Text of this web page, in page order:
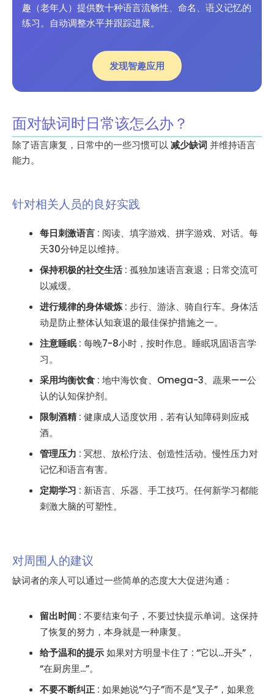
趣（老年人）提供数十种语言流畅性、命名、语义记忆的
练习。自动调整水平并跟踪进展。
发现智趣应用
面对缺词时日常该怎么办？
除了语言康复，日常中的一些习惯可以减少缺词 并维持语言
能力。
针对相关人员的良好实践
每日刺激语言 : 阅读、填字游戏、拼字游戏、对话。每
天30分钟足以维持。
保持积极的社交生活: 孤独加速语言衰退；日常交流可
以减缓。
进行规律的身体锻炼: 步行、游泳、骑自行车。身体活
动是防止整体认知衰退的最佳保护措施之一。
注意睡眠: 每晚7-8小时，按时作息。睡眠巩固语言学
习。
采用均衡饮食 : 地中海饮食、Omega-3、蔬果——公
认的认知保护剂。
限制酒精 : 健康成人适度饮用，若有认知障碍则应戒
酒。
管理压力 : 冥想、放松疗法、创造性活动。慢性压力对
记忆和语言有害。
定期学习 : 新语言、乐器、手工技巧。任何新学习都能
刺激大脑的可塑性。
对周围人的建议
缺词者的亲人可以通过一些简单的态度大大促进沟通：
留出时间 : 不要结束句子，不要过快提示单词。这保持
了恢复的努力，本身就是一种康复。
给予温和的提示如果对方明显卡住了 : “它以...开头”，
“在厨房里...”。
不要不断纠正 : 如果她说“勺子”而不是“叉子”，如果意